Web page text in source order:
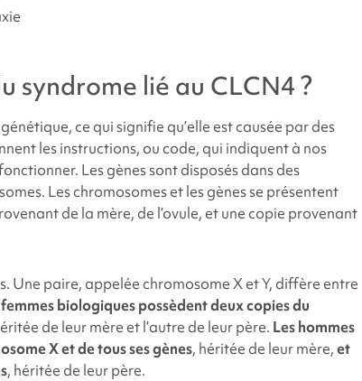
syndrome lié au CLCN4?
ce qui signifie qu’elle est causée par des
les instructions, ou code, qui indiquent à nos
Les gènes sont disposés dans des
Les chromosomes et les gènes se présentent
de la mère, de l’ovule, et une copie provenant
Une paire, appelée chromosome X et Y, diffère entre
femmes biologiques possèdent deux copies du
de leur mère et l’autre de leur père. Les hommes
X et de tous ses gènes, héritée de leur mère,et
, héritée de leur père.